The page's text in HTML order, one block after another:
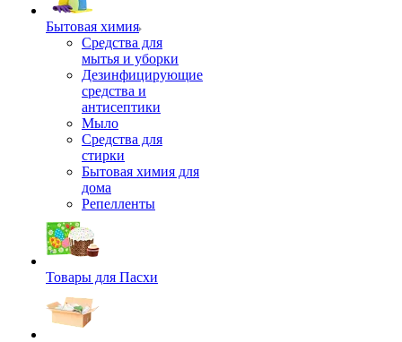
Бытовая химия
Средства для
мытья и уборки
Дезинфицирующие
средства и
антисептики
Мыло
Средства для
стирки
Бытовая химия для
дома
Репелленты
Товары для Пасхи